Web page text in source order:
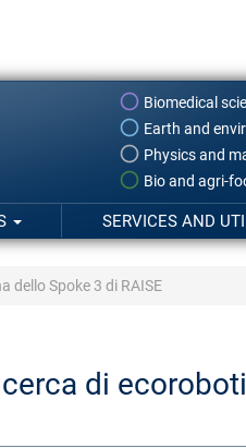
Biomedical
Earth and
Physics and
Bio and agri-
SERVICES AND
dello Spoke 3 di RAISE
di